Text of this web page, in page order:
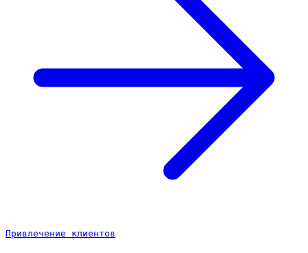
Привлечение клиентов